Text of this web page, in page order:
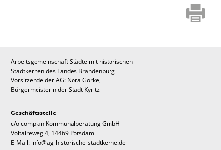
Arbeitsgemeinschaft Städte mit historischen
Stadtkernen des Landes Brandenburg
Vorsitzende der AG: Nora Görke,
Bürgermeisterin der Stadt Kyritz
Geschäftsstelle
c/o complan Kommunalberatung GmbH
Voltaireweg 4, 14469 Potsdam
E-Mail: info@ag-historische-stadtkerne.de